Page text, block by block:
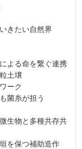
きたい自然界
よる命を繋ぐ連携
土壌
ーク
菌糸が担う
生物と多種共存共
を保つ補助造作